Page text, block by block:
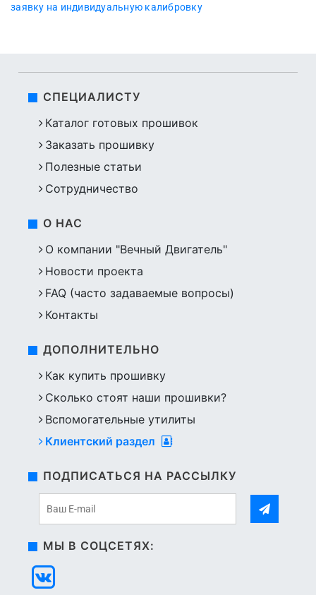
заявку на индивидуальную калибровку
СПЕЦИАЛИСТУ
Каталог готовых прошивок
Заказать прошивку
Полезные статьи
Сотрудничество
О НАС
О компании "Вечный Двигатель"
Новости проекта
FAQ (часто задаваемые вопросы)
Контакты
ДОПОЛНИТЕЛЬНО
Как купить прошивку
Сколько стоят наши прошивки?
Вспомогательные утилиты
Клиентский раздел
ПОДПИСАТЬСЯ НА РАССЫЛКУ
МЫ В СОЦСЕТЯХ: